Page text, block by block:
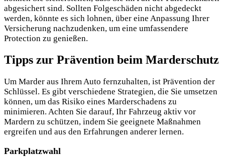
abgesichert sind. Sollten Folgeschäden nicht abgedeckt
werden, könnte es sich lohnen, über eine Anpassung Ihrer
Versicherung nachzudenken, um eine umfassendere
Protection zu genießen.
Tipps zur Prävention beim Marderschutz
Um Marder aus Ihrem Auto fernzuhalten, ist Prävention der
Schlüssel. Es gibt verschiedene Strategien, die Sie umsetzen
können, um das Risiko eines Marderschadens zu
minimieren. Achten Sie darauf, Ihr Fahrzeug aktiv vor
Mardern zu schützen, indem Sie geeignete Maßnahmen
ergreifen und aus den Erfahrungen anderer lernen.
Parkplatzwahl